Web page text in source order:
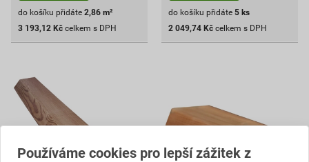
do košíku přidáte 2,86 m²
3 193,12 Kč celkem s DPH
do košíku přidáte 5 ks
2 049,74 Kč celkem s DPH
Používáme cookies pro lepší zážitek z